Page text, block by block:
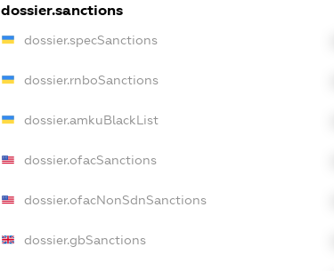
dossier.sanctions
dossier.specSanctions
dossier.rnboSanctions
dossier.amkuBlackList
dossier.ofacSanctions
dossier.ofacNonSdnSanctions
dossier.gbSanctions